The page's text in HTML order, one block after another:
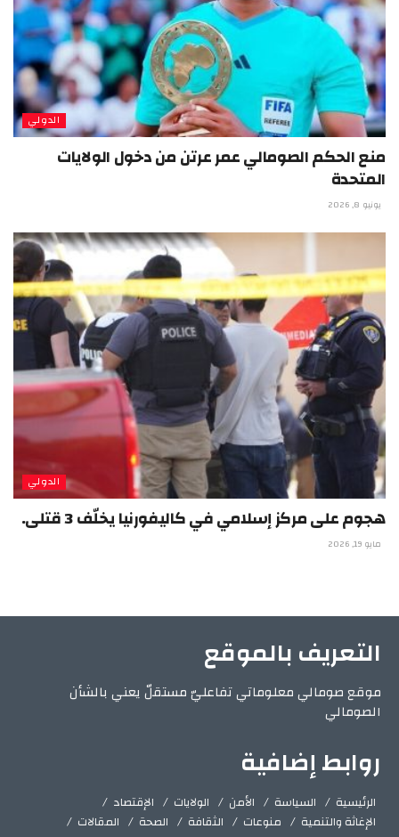
الدولي
منع الحكم الصومالي عمر عرتن من دخول الولايات
المتحدة
يونيو 8, 2026
الدولي
هجوم على مركز إسلامي في كاليفورنيا يخلّف 3 قتلى.
مايو 19, 2026
التعريف بالموقع
موقع صومالي معلوماتي تفاعليّ مستقلّ يعني بالشأن
الصومالي
روابط إضافية
الرئيسية السياسة الأمن الولايات
الإقتصاد
الإغاثة والتنمية
منوعات الثقافة الصحة
المقالات